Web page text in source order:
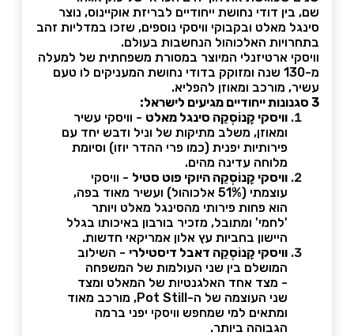
שם, בין דודי נחושת ייחודיים לבריזת אוקיינוס, נוצר
סינגל מאלט ובקבוקי וויסקי נוספים, שזכו במדליות זהב
בתחרויות האלכוהול הנחשבות בעולם.
וויסקי ארטיזנלי המיוצר במסורת משפחתית של למעלה
מ-130 שנה ומזוקק בדודי נחושת המעניקים לו טעם
עשיר, מורכב ומאוזן להפליא.
3 סגנונות ייחודיים מגיעים לישראל:
וויסקי קָנוֹסְקֵה סינגל מאלט - וויסקי עשיר
ומאוזן, משלב מתיקות של וניל ודבש יחד עם
פירותיות יפנית (כמו פרי ההדר יוזו) וסיומת
מלוחה עדינה מהים.
וויסקי קָנוֹסְקֵה היוקי פוט סטיל - וויסקי
עוצמתי (51% אלכוהול) ועשיר מאוד בפה,
הוא פחות פירותי מהסינגל מאלט ויותר
'לחמי' ומתובל, מזכיר בורבון באיכותו בגלל
היישון בחביות עץ אלון אמריקאי חדשות.
וויסקי קָנוֹסְקֵה דאבל דיסטילרי - השילוב
המושלם בין שני העולמות של המשפחה
- מצד אחד האלגנטיות של המאלט ומצד
שני העוצמה של ה-Pot Still, מורכב מאוד
ומתאים למי שמחפש וויסקי יפני ברמה
הגבוהה ביותר.